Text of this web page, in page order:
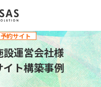
予約サイト
運営会社様
ト構築事例